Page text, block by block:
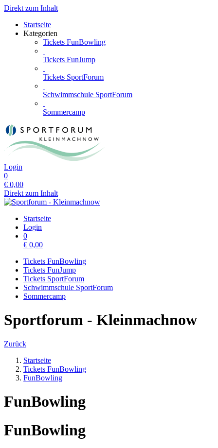
Direkt zum Inhalt
Startseite
Kategorien
Tickets FunBowling
Tickets FunJump
Tickets SportForum
Schwimmschule SportForum
Sommercamp
Login
0
€ 0,00
Direkt zum Inhalt
Startseite
Login
0
€ 0,00
Tickets FunBowling
Tickets FunJump
Tickets SportForum
Schwimmschule SportForum
Sommercamp
Sportforum - Kleinmachnow
Zurück
Startseite
Tickets FunBowling
FunBowling
FunBowling
FunBowling